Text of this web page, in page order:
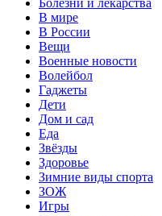
В мире
В России
Вещи
Военные новости
Волейбол
Гаджеты
Дети
Дом и сад
Еда
Звёзды
Здоровье
Зимние виды спорта
ЗОЖ
Игры